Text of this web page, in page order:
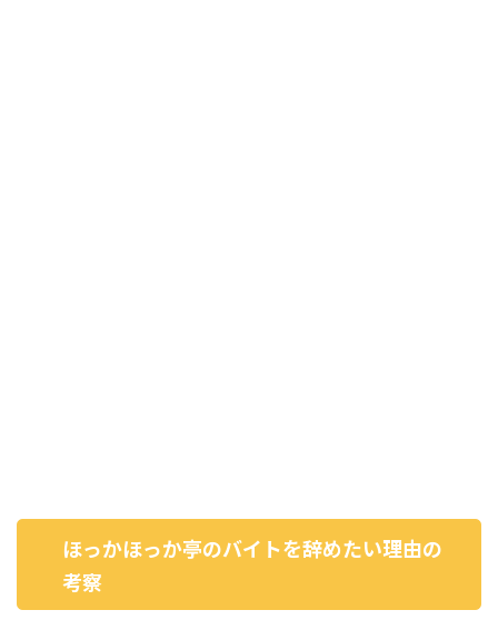
ほっかほっか亭のバイトを辞めたい理由の
考察